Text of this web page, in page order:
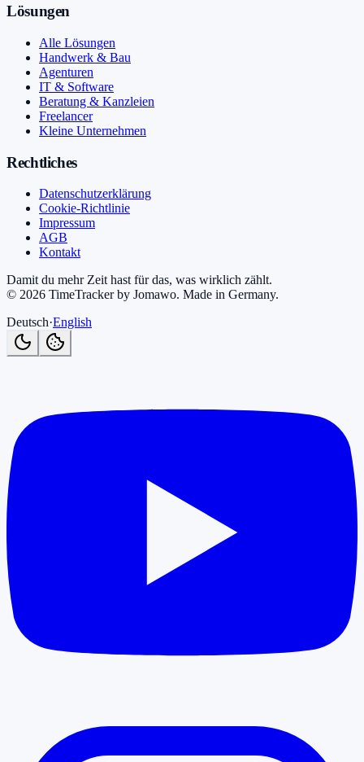
Lösungen
Alle Lösungen
Handwerk & Bau
Agenturen
IT & Software
Beratung & Kanzleien
Freelancer
Kleine Unternehmen
Rechtliches
Datenschutzerklärung
Cookie-Richtlinie
Impressum
AGB
Kontakt
Damit du mehr Zeit hast für das, was wirklich zählt.
© 2026 TimeTracker by Jomawo. Made in Germany.
Deutsch·English